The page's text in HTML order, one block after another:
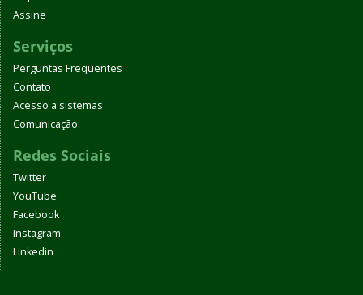
Assine
Serviços
Perguntas Frequentes
Contato
Acesso a sistemas
Comunicação
Redes Sociais
Twitter
YouTube
Facebook
Instagram
Linkedin